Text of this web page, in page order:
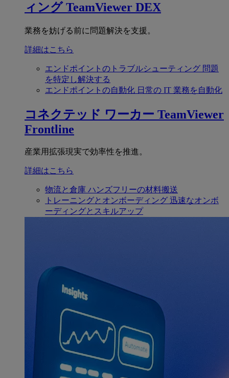
ィング TeamViewer DEX
業務を妨げる前に問題解決を支援。
詳細はこちら
エンドポイントのトラブルシューティング 問題
を特定し解決する
エンドポイントの自動化 日常の IT 業務を自動化
コネクテッド ワーカー TeamViewer
Frontline
産業用拡張現実で効率性を推進。
詳細はこちら
物流と倉庫 ハンズフリーの材料搬送
トレーニングとオンボーディング 迅速なオンボ
ーディングとスキルアップ